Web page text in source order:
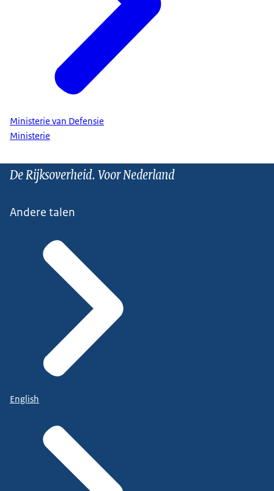
Ministerie van Defensie
Ministerie
De Rijksoverheid. Voor Nederland
Andere talen
English